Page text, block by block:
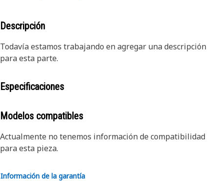
Descripción
Todavía estamos trabajando en agregar una descripción
para esta parte.
Especificaciones
Modelos compatibles
Actualmente no tenemos información de compatibilidad
para esta pieza.
Información de la garantía